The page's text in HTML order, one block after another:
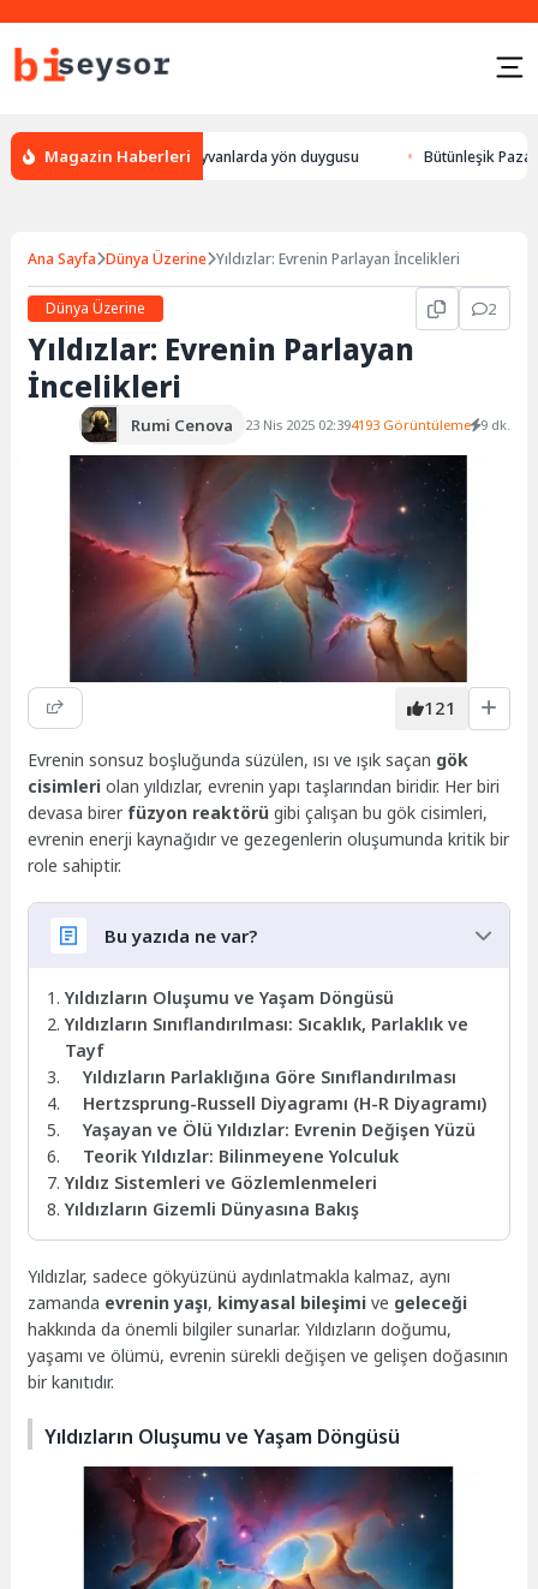
Magazin Haberleri
leylek yön bulması, hayvanlarda yön duygusu Bütünleşik
Ana Sayfa Dünya Üzerine Yıldızlar: Evrenin Parlayan İncelikleri
Dünya Üzerine 2
Yıldızlar: Evrenin Parlayan
İncelikleri
Rumi Cenova 23 Nis 2025 02:394193 Görüntüleme 9 dk.
121
Evrenin sonsuz boşluğunda süzülen, ısı ve ışık saçan gök
cisimleri olan yıldızlar, evrenin yapı taşlarından biridir. Her biri
devasa birer füzyon reaktörü gibi çalışan bu gök cisimleri,
evrenin enerji kaynağıdır ve gezegenlerin oluşumunda kritik bir
role sahiptir.
Bu yazıda ne var?
Yıldızların Oluşumu ve Yaşam Döngüsü
Yıldızların Sınıflandırılması: Sıcaklık, Parlaklık ve
Tayf
Yıldızların Parlaklığına Göre Sınıflandırılması
Hertzsprung-Russell Diyagramı (H-R Diyagramı)
Yaşayan ve Ölü Yıldızlar: Evrenin Değişen Yüzü
Teorik Yıldızlar: Bilinmeyene Yolculuk
Yıldız Sistemleri ve Gözlemlenmeleri
Yıldızların Gizemli Dünyasına Bakış
Yıldızlar, sadece gökyüzünü aydınlatmakla kalmaz, aynı
zamanda evrenin yaşı, kimyasal bileşimi ve geleceği
hakkında da önemli bilgiler sunarlar. Yıldızların doğumu,
yaşamı ve ölümü, evrenin sürekli değişen ve gelişen doğasının
bir kanıtıdır.
Yıldızların Oluşumu ve Yaşam Döngüsü